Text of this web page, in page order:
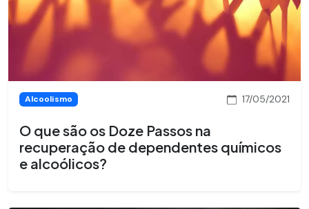
Alcoolismo 17/05/2021
O que são os Doze Passos na
recuperação de dependentes químicos
e alcoólicos?